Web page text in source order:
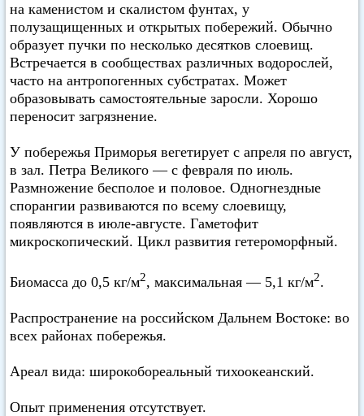
на каменистом и скалистом фунтах, у
полузащищенных и открытых побережий. Обычно
образует пучки по несколько десятков слоевищ.
Встречается в сообществах различных водорослей,
часто на антропогенных субстратах. Может
образовывать самостоятельные заросли. Хорошо
переносит загрязнение.
У побережья Приморья вегетирует с апреля по август,
в зал. Петра Великого — с февраля по июль.
Размножение бесполое и половое. Одногнездные
спорангии развиваются по всему слоевищу,
появляются в июле-августе. Гаметофит
микроскопический. Цикл развития гетероморфный.
Биомасса до 0,5 кг/м2, максимальная — 5,1 кг/м2.
Распространение на российском Дальнем Востоке: во
всех районах побережья.
Ареал вида: широкобореальный тихоокеанский.
Опыт применения отсутствует.